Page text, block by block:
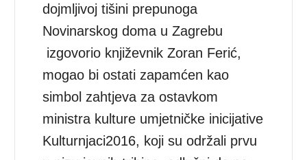
dojmljivoj tišini prepunoga
Novinarskog doma u Zagrebu
izgovorio književnik Zoran Ferić,
mogao bi ostati zapamćen kao
simbol zahtjeva za ostavkom
ministra kulture umjetničke inicijative
Kulturnjaci2016, koji su održali prvu